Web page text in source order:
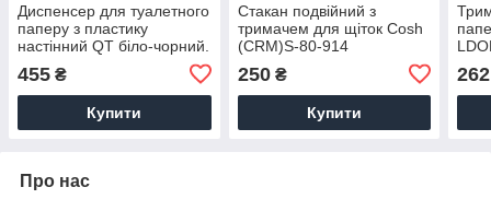
Диспенсер для туалетного
паперу з пластику
настінний QT біло-чорний.
паперу
455 ₴
Купити
Стакан подвійний з
тримачем для щіток Cosh
(CRM)S-80-914
250₴
Купити
262
Про нас